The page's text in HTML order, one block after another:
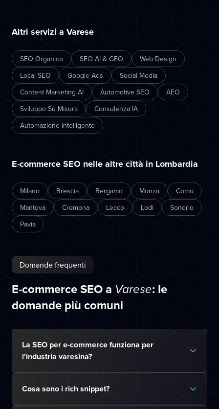
Altri servizi a Varese
SEO Organico SEO AI & GEO
Web Design
Local SEO
Google Ads
Social Media
Content Marketing AI
Automotive SEO
AEO
Sviluppo Su Misura
Consulenza IA
Automazione Intelligente
E-commerce SEO nelle altre città in Lombardia
Milano Brescia Bergamo Monza
Como
Mantova
Cremona Lecco Lodi
Sondrio
Pavia
Domande frequenti
E-commerce SEO a Varese: le
domande più comuni
La SEO per e-commerce funziona per
l'industria varesina?
Cosa sono i rich snippet?